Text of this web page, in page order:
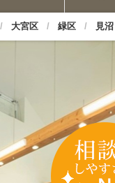
大宮区 緑区 見